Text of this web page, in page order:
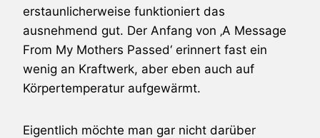
erstaunlicherweise funktioniert das
ausnehmend gut. Der Anfang von ‚A Message
From My Mothers Passed‘ erinnert fast ein
wenig an Kraftwerk, aber eben auch auf
Körpertemperatur aufgewärmt.
Eigentlich möchte man gar nicht darüber